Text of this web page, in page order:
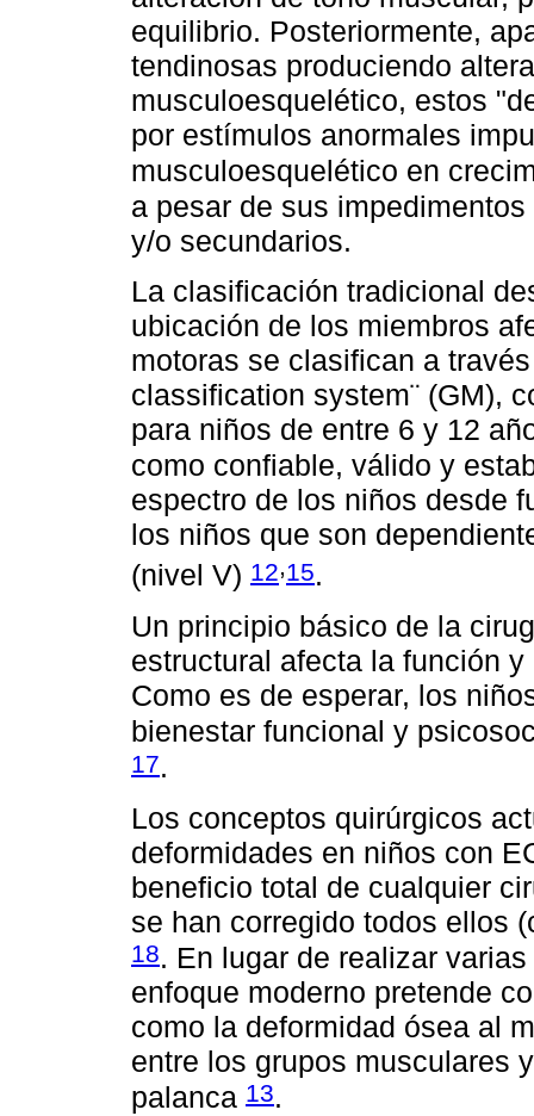
equilibrio. Posteriormente,
tendinosas produciendo
musculoesquelético, estos
por estímulos anormales
musculoesquelético en
a pesar de sus
y/o secundarios.
La clasificación tradicional
ubicación de los miembros
motoras se clasifican a
classification system¨ (GM),
para niños de entre 6 y 12
como confiable, válido y
espectro de los niños desde
los niños que son
(nivel V) 12,15.
Un principio básico de la
estructural afecta la función
Como es de esperar, los
bienestar funcional y
17.
Los conceptos quirúrgicos
deformidades en niños con
beneficio total de cualquier
se han corregido todos ellos
18. En lugar de realizar
enfoque moderno pretende
como la deformidad ósea al
entre los grupos musculares
palanca 13.